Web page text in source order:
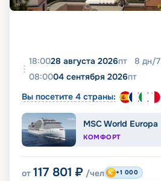
18:0028 августа 2026пт 8 дн/7
08:0004 сентября 2026пт
Вы посетите 4 страны:
MSC World Europa
КОМФОРТ
от 117 801 ₽ /чел +1 000